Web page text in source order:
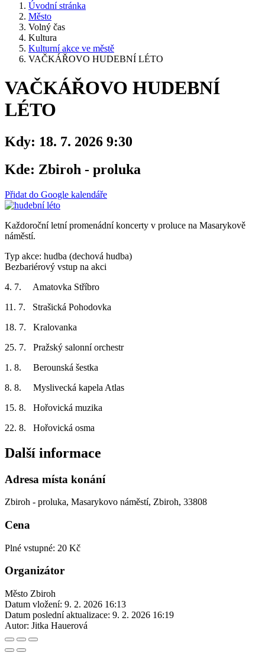
Úvodní stránka
Město
Volný čas
Kultura
Kulturní akce ve městě
VAČKÁŘOVO HUDEBNÍ LÉTO
VAČKÁŘOVO HUDEBNÍ
LÉTO
Kdy: 18. 7. 2026 9:30
Kde: Zbiroh - proluka
Přidat do Google kalendáře
Každoroční letní promenádní koncerty v proluce na Masarykově
náměstí.
Typ akce: hudba (dechová hudba)
Bezbariérový vstup na akci
4. 7. Amatovka Stříbro
11. 7. Strašická Pohodovka
18. 7. Kralovanka
25. 7. Pražský salonní orchestr
1. 8. Berounská šestka
8. 8. Myslivecká kapela Atlas
15. 8. Hořovická muzika
22. 8. Hořovická osma
Další informace
Adresa místa konání
Zbiroh - proluka, Masarykovo náměstí, Zbiroh, 33808
Cena
Plné vstupné: 20 Kč
Organizátor
Město Zbiroh
Datum vložení: 9. 2. 2026 16:13
Datum poslední aktualizace: 9. 2. 2026 16:19
Autor: Jitka Hauerová